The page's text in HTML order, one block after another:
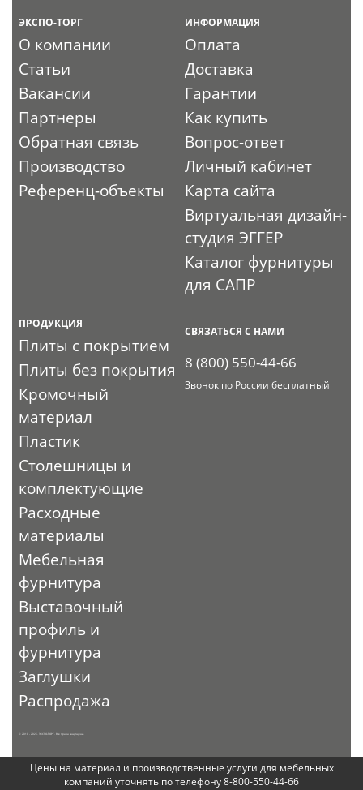
ЭКСПО-ТОРГ
О компании
Статьи
Вакансии
Партнеры
Обратная связь
Производство
Референц-объекты
ИНФОРМАЦИЯ
Оплата
Доставка
Гарантии
Как купить
Вопрос-ответ
Личный кабинет
Карта сайта
Виртуальная дизайн-
студия ЭГГЕР
Каталог фурнитуры
для САПР
ПРОДУКЦИЯ
Плиты с покрытием
Плиты без покрытия
Кромочный
материал
Пластик
Столешницы и
комплектующие
Расходные
материалы
Мебельная
фурнитура
Выставочный
профиль и
фурнитура
Заглушки
Распродажа
СВЯЗАТЬСЯ С НАМИ
8 (800) 550-44-66
Звонок по России бесплатный
© 2010 - 2026. ЭКСПО-ТОРГ. Все права защищены.
Цены на материал и производственные услуги для мебельных
компаний уточнять по телефону 8-800-550-44-66